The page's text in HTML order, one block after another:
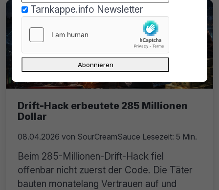
Drift-Hack erbeutete 285 Millionen
Dollar
08.04.2026 von SourCreamSauce Lesezeit: 5 Min.
Beim 285-Millionen-Drift-Hack fiel
offenbar nicht zuerst der Code. Die Täter
bauten monatelang Vertrauen auf und
Tarnkappe.info Newsletter